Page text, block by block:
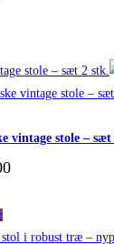
vintage stole – sæt